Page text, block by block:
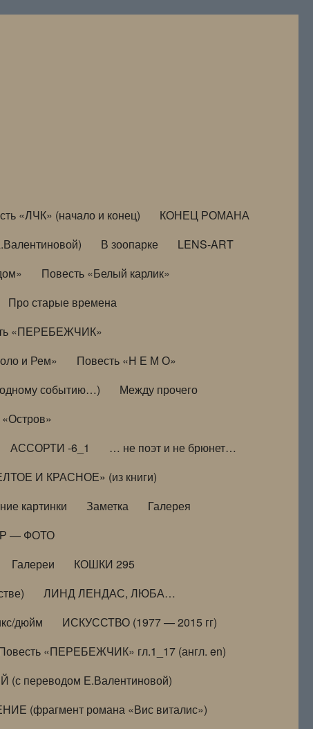
«ЛЧК» (начало и конец)
КОНЕЦ РОМАНА
В зоопарке
LENS-ART
Повесть «Белый карлик»
Про старые времена
«ПЕРЕБЕЖЧИК»
и Рем»
Повесть «Н Е М О»
одному событию…)
Между прочего
АССОРТИ -6_1
… не поэт и не брюнет…
И КРАСНОЕ» (из книги)
картинки Заметка
Галерея
— ФОТО
Галереи
КОШКИ 295
ЛИНД ЛЕНДАС, ЛЮБА…
дюйм
ИСКУССТВО (1977 — 2015 гг)
«ПЕРЕБЕЖЧИК» гл.1_17 (англ. en)
переводом Е.Валентиновой)
(фрагмент романа «Вис виталис»)